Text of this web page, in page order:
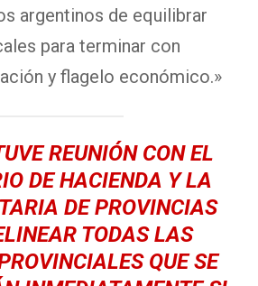
argentinos de equilibrar
para terminar con
y flagelo económico.»
REUNIÓN CON EL
DE HACIENDA Y LA
DE PROVINCIAS
TODAS LAS
QUE SE